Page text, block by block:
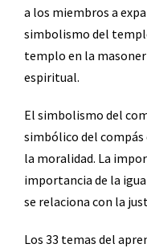
a los miembros a
simbolismo del
templo en la
espiritual.
El simbolismo del
simbólico del compás
la moralidad. La
importancia de la
se relaciona con la
Los 33 temas del